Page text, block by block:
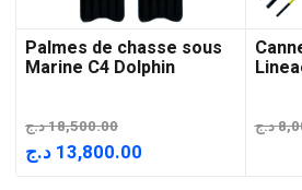
Palmes de chasse sous
Marine C4 Dolphin
18,500.00د.ج
Le 13,800.00 د.ج
د.ج